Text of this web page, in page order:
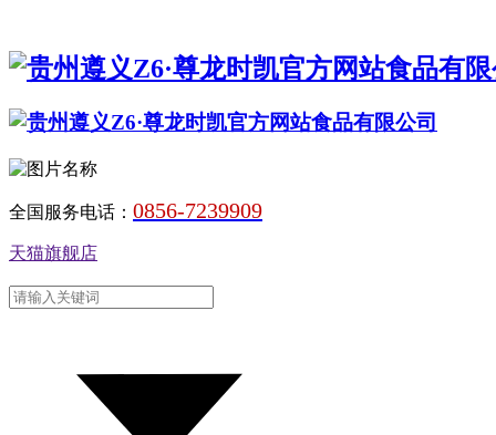
全国服务电话： 0856-7239909
天猫旗舰店